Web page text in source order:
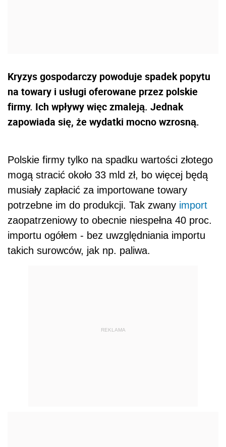
Kryzys gospodarczy powoduje spadek popytu
na towary i usługi oferowane przez polskie
firmy. Ich wpływy więc zmaleją. Jednak
zapowiada się, że wydatki mocno wzrosną.
Polskie firmy tylko na spadku wartości złotego
mogą stracić około 33 mld zł, bo więcej będą
musiały zapłacić za importowane towary
potrzebne im do produkcji. Tak zwany import
zaopatrzeniowy to obecnie niespełna 40 proc.
importu ogółem - bez uwzględniania importu
takich surowców, jak np. paliwa.
REKLAMA